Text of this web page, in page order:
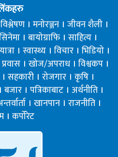
विश्लेषण मनोरञ्जन जीवन शैली
बायोग्राफि साहित्य
यात्रा स्वास्थ्य विचार भिडियो
प्रवास खोज/अपराध विश्वकप
सहकारी रोजगार कृषि
बजार पत्रिकाबाट अर्थनीति
खानपान राजनीति
कर्पोरेट